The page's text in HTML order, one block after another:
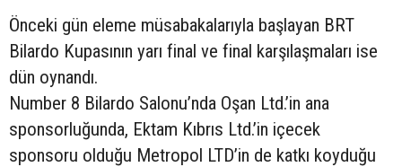
Önceki gün eleme müsabakalarıyla başlayan BRT
Bilardo Kupasının yarı final ve final karşılaşmaları ise
dün oynandı.
Number 8 Bilardo Salonu’nda Oşan Ltd.’in ana
sponsorluğunda, Ektam Kıbrıs Ltd.’in içecek
sponsoru olduğu Metropol LTD’in de katkı koyduğu